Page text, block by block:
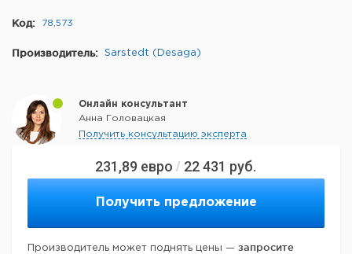
231,89 евро / 22 431 руб.
Получить предложение
Производитель может поднять цены — запросите
Код: 78,573
Производитель: Sarstedt (Desaga)
Онлайн консультант
Анна Головацкая
Получить консультацию эксперта